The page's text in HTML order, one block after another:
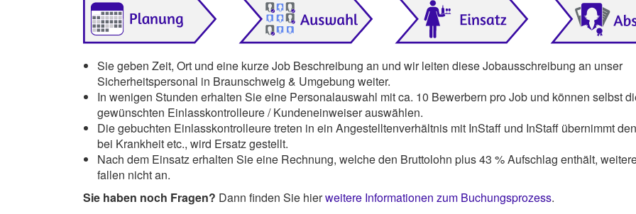
Sie geben Zeit, Ort und eine kurze Job Beschreibung an und wir leiten diese Jobausschreibung an unser
Sicherheitspersonal in Braunschweig & Umgebung weiter.
In wenigen Stunden erhalten Sie eine Personalauswahl mit ca. 10 Bewerbern pro Job und können selbst
gewünschten Einlasskontrolleure / Kundeneinweiser auswählen.
Die gebuchten Einlasskontrolleure treten in ein Angestelltenverhältnis mit InStaff und InStaff übernimmt
bei Krankheit etc., wird Ersatz gestellt.
Nach dem Einsatz erhalten Sie eine Rechnung, welche den Bruttolohn plus 43 % Aufschlag enthält,
fallen nicht an.
Sie haben noch Fragen? Dann finden Sie hierweitere Informationen zum Buchungsprozess.